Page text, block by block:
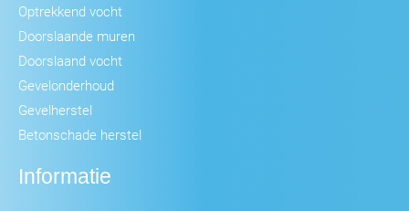
Optrekkend vocht
Doorslaande muren
Doorslaand vocht
Gevelonderhoud
Gevelherstel
Betonschade herstel
Informatie